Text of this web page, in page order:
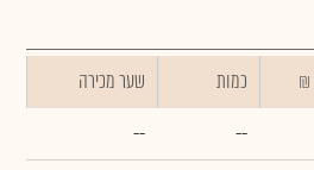
כמות
שער מכירה
--
--